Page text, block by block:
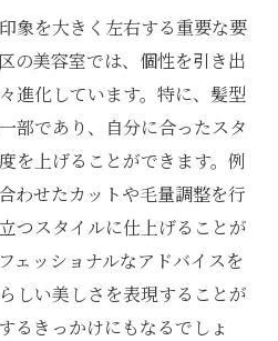
るカットの技法を学ぶ
みを解決する方法
日常を豊かにする理由と
が心に与える影響
ットの力とその理由
る豊かな日常のヒント
す新しい生活の楽しみ方
象を大きく左右する重要な要
の美容室では、個性を引き出
進化しています。特に、髪型
部であり、自分に合ったスタ
を上げることができます。例
わせたカットや毛量調整を行
つスタイルに仕上げることが
ェッショナルなアドバイスを
しい美しさを表現することが
るきっかけにもなるでしょ